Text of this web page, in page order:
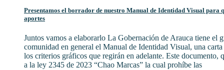
Presentamos el borrador de nuestro Manual de Identidad Visual para
aportes
Juntos vamos a elaborarlo La Gobernación de Arauca tiene el
comunidad en general el Manual de Identidad Visual, una
los criterios gráficos que regirán en adelante. Este documento,
a la ley 2345 de 2023 “Chao Marcas” la cual prohíbe las